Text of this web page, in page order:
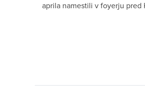
aprila namestili v foyerju pred